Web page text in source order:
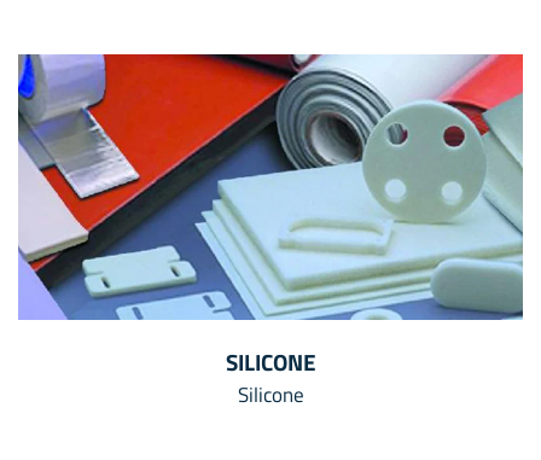
SILICONE
Silicone